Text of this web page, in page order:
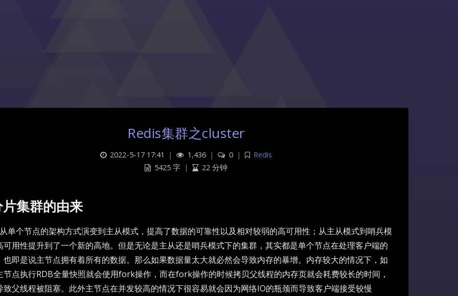
Redis集群之cluster
2022-5-17 17:41 | 1,436 | 0 |
Redis
5425 字 | 22 分钟
集群的由来
单个节点的架构方式演变到主从模式，提高了数据的可靠性以及相对较弱的高可用性；从主从模式到哨兵模
可用性提升到了一个新的高地。但是无论是主从还是哨兵模式下的集群，其实都是单个节点在处理客户端的
也即是说主节点拥有着所有的数据。那么如果数据量太大就必然会导致内存的暴增。内存较大的情况下，如
节点执行RDB全量快照就会使用fork操作，而在fork操作的时候拷贝父线程的内存页就会耗费较长的时间，
致父线程被阻塞。此外主节点在并发较高的情况下很容易就会因为网络IO的瓶颈而导致客户端接受较慢